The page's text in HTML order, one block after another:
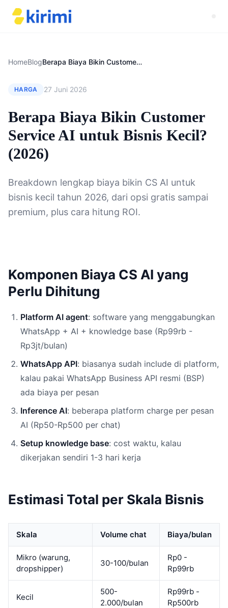
HomeBlog Berapa Biaya Bikin Customer Service AI untuk Bisnis Kecil? (2026)
HARGA 27 Juni 2026
Berapa Biaya Bikin Customer
Service AI untuk Bisnis Kecil?
(2026)
Breakdown lengkap biaya bikin CS AI untuk
bisnis kecil tahun 2026, dari opsi gratis sampai
premium, plus cara hitung ROI.
Komponen Biaya CS AI yang
Perlu Dihitung
Platform AI agent: software yang menggabungkan
WhatsApp + AI + knowledge base (Rp99rb -
Rp3jt/bulan)
WhatsApp API: biasanya sudah include di platform,
kalau pakai WhatsApp Business API resmi (BSP)
ada biaya per pesan
Inference AI: beberapa platform charge per pesan
AI (Rp50-Rp500 per chat)
Setup knowledge base: cost waktu, kalau
dikerjakan sendiri 1-3 hari kerja
Estimasi Total per Skala Bisnis
Skala Volume chat Biaya/bulan
Mikro (warung,
dropshipper)
30-100/bulan
Rp0 -
Rp99rb
Kecil
500-
2.000/bulan
Rp99rb -
Rp500rb